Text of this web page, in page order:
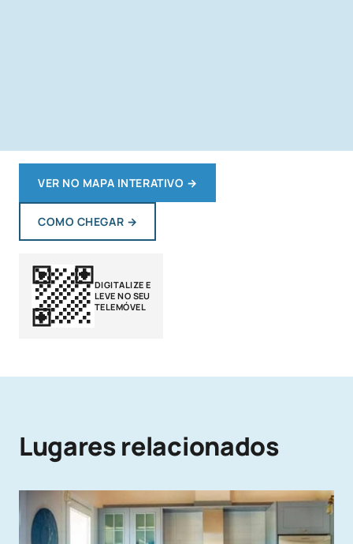
VER NO MAPA INTERATIVO →
COMO CHEGAR →
DIGITALIZE E
LEVE NO SEU
TELEMÓVEL
Lugares relacionados